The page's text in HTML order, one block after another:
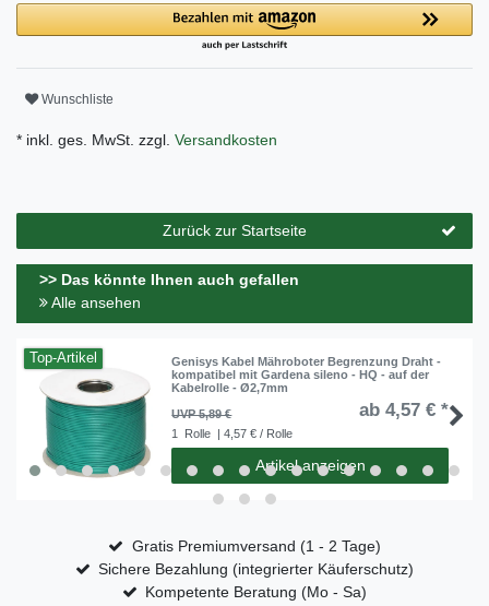
Wunschliste
* inkl. ges. MwSt. zzgl. Versandkosten
Zurück zur Startseite
>> Das könnte Ihnen auch gefallen
Alle ansehen
Top-Artikel
Genisys Kabel Mähroboter Begrenzung Draht -
kompatibel mit Gardena sileno - HQ - auf der
Kabelrolle - Ø2,7mm
UVP 5,89 €
ab 4,57 € *
1 Rolle | 4,57 € / Rolle
Artikel anzeigen
Gratis Premiumversand (1 - 2 Tage)
Sichere Bezahlung (integrierter Käuferschutz)
Kompetente Beratung (Mo - Sa)